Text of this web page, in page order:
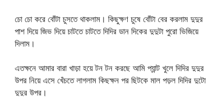
চো চো করে বোঁটা চুসতে থাকলাম। কিছুক্ষণ চুষে বোঁটা বের করলাম দুদুর
পাশ দিয়ে জিভ দিয়ে চাটতে চাটতে দিদির ডান দিকের দুদুটা পুরো ভিজিয়ে
দিলাম।
এতক্ষনে আমার বারা খাড়া হয়ে টন টন করছে আমি প্যান্ট খুলে দিদির দুদুর
উপর নিয়ে এসে খেঁচতে লাগলাম কিছক্ষন পর ছিটকে মাল পড়ল দিদির দুটো
দুদুর উপর।